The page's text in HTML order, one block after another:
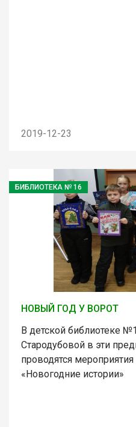
2019-12-23
БИБЛИОТЕКА № 16
НОВЫЙ ГОД У ВОРОТ
В детской библиотеке
Стародубовой в эти
проводятся
«Новогодние истории»